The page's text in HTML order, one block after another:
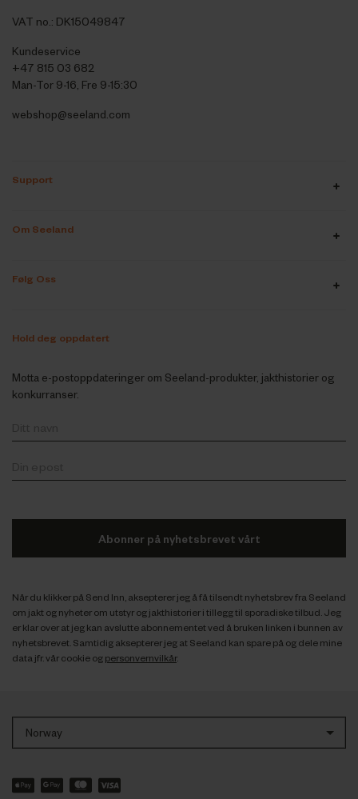
VAT no.: DK15049847
Kundeservice
+47 815 03 682
Man-Tor 9-16, Fre 9-15:30
webshop@seeland.com
Support
Om Seeland
Følg Oss
Hold deg oppdatert
Motta e-postoppdateringer om Seeland-produkter, jakthistorier og
konkurranser.
Abonner på nyhetsbrevet vårt
Når du klikker på Send Inn, aksepterer jeg å få tilsendt nyhetsbrev fra Seeland
om jakt og nyheter om utstyr og jakthistorier i tillegg til sporadiske tilbud. Jeg
er klar over at jeg kan avslutte abonnementet ved å bruken linken i bunnen av
nyhetsbrevet. Samtidig aksepterer jeg at Seeland kan spare på og dele mine
data jfr. vår cookie og personvernvilkår.
Norway